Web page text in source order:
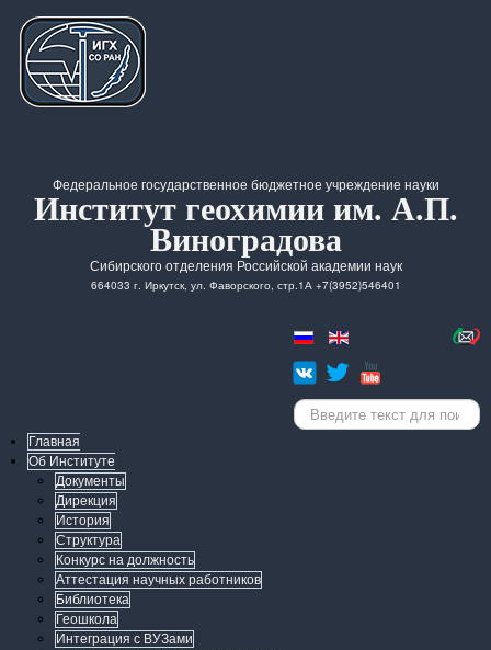
Федеральное государственное бюджетное учреждение науки
Институт геохимии им. А.П.
Виноградова
Сибирского отделения Российской академии наук
664033 г. Иркутск, ул. Фаворского, стр.1А +7(3952)546401
Искать...
Главная
Об Институте
Документы
Дирекция
История
Структура
Конкурс на должность
Аттестация научных работников
Библиотека
Геошкола
Интеграция с ВУЗами